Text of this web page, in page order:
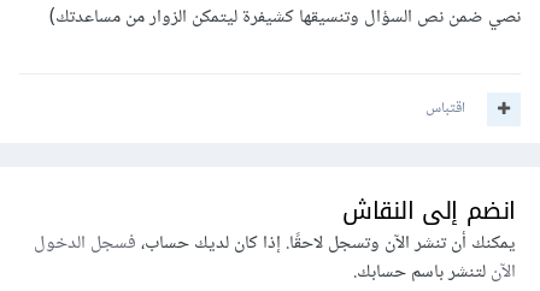
نصي ضمن نص السؤال وتنسيقها كشيفرة ليتمكن الزوار من مساعدتك)
اقتباس
انضم إلى النقاش
يمكنك أن تنشر الآن وتسجل لاحقًا. إذا كان لديك حساب،فسجل الدخول
الآنلتنشر باسم حسابك.